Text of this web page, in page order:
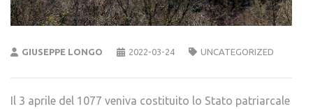
GIUSEPPE LONGO 2022-03-24 UNCATEGORIZED
Il 3 aprile del 1077 veniva costituito lo Stato patriarcale